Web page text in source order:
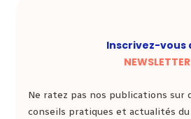
Inscrivez-vous
NEWSLETTER
Ne ratez pas nos publications sur
conseils pratiques et actualités du